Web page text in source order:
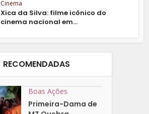
Cinema
Xica da Silva: filme icônico do
cinema nacional em...
RECOMENDADAS
Boas Ações
Primeira-Dama de